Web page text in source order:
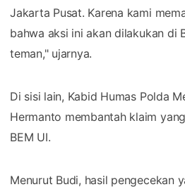
Jakarta Pusat. Karena kami
bahwa aksi ini akan dilakukan di
teman," ujarnya.
Di sisi lain, Kabid Humas Polda
Hermanto membantah klaim
BEM UI.
Menurut Budi, hasil pengecekan